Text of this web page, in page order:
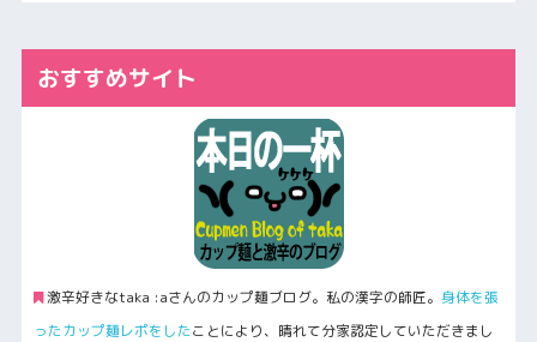
おすすめサイト
激辛好きなtaka :aさんのカップ麺ブログ。私の漢字の師匠。 身体を張
ったカップ麺レポをしたことにより、晴れて分家認定していただきまし